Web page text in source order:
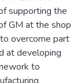
supporting the
GM at the shop
overcome part
at developing
to